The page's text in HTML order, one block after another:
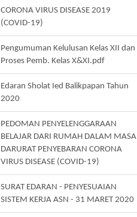
CORONA VIRUS DISEASE 2019
(COVID-19)
Pengumuman Kelulusan Kelas XII dan
Proses Pemb. Kelas X&XI.pdf
Edaran Sholat Ied Balikpapan Tahun
2020
PEDOMAN PENYELENGGARAAN
BELAJAR DARI RUMAH DALAM MASA
DARURAT PENYEBARAN CORONA
VIRUS DISEASE (COVID-19)
SURAT EDARAN - PENYESUAIAN
SISTEM KERJA ASN - 31 MARET 2020